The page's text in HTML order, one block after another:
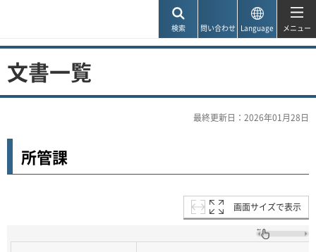
検索 問い合わせ Language メニュー
文書一覧
最終更新日：2026年01月28日
所管課
画面サイズで表示